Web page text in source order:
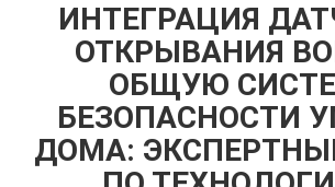
ИНТЕГРАЦИЯ
ОТКРЫВАНИЯ
ОБЩУЮ
БЕЗОПАСНОСТИ
ДОМА: